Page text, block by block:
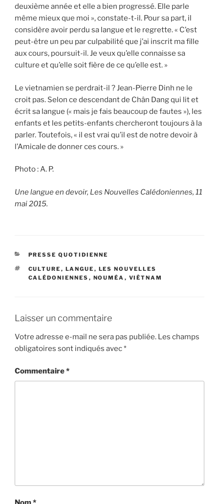
deuxième année et elle a bien progressé. Elle parle
même mieux que moi », constate-t-il. Pour sa part, il
considère avoir perdu sa langue et le regrette. « C’est
peut-être un peu par culpabilité que j’ai inscrit ma fille
aux cours, poursuit-il. Je veux qu’elle connaisse sa
culture et qu’elle soit fière de ce qu’elle est. »
Le vietnamien se perdrait-il ? Jean-Pierre Dinh ne le
croit pas. Selon ce descendant de Chân Dang qui lit et
écrit sa langue (« mais je fais beaucoup de fautes »), les
enfants et les petits-enfants chercheront toujours à la
parler. Toutefois, « il est vrai qu’il est de notre devoir à
l’Amicale de donner ces cours. »
Photo : A. P.
Une langue en devoir, Les Nouvelles Calédoniennes, 11
mai 2015.
CATÉGORIES
PRESSE QUOTIDIENNE
ÉTIQUETTES
CULTURE , LANGUE , LES NOUVELLES
CALÉDONIENNES , NOUMÉA , VIÊTNAM
Laisser un commentaire
Votre adresse e-mail ne sera pas publiée. Les champs
obligatoires sont indiqués avec*
Commentaire*